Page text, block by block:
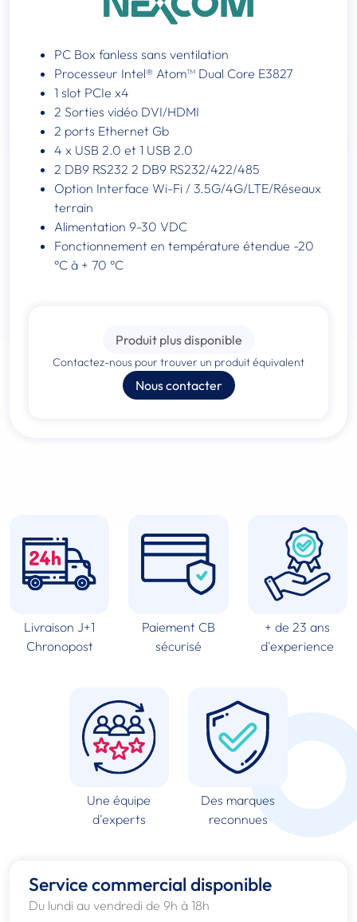
PC Box fanless sans ventilation
Processeur Intel® Atom™ Dual Core E3827
1 slot PCIe x4
2 Sorties vidéo DVI/HDMI
2 ports Ethernet Gb
4 x USB 2.0 et 1 USB 2.0
2 DB9 RS232 2 DB9 RS232/422/485
Option Interface Wi-Fi / 3.5G/4G/LTE/Réseaux
terrain
Alimentation 9-30 VDC
Fonctionnement en température étendue -20
°C à + 70 °C
Produit plus disponible
Contactez-nous pour trouver un produit équivalent
Nous contacter
Livraison J+1
Chronopost
Paiement CB
sécurisé
+ de 23 ans
d'experience
Une équipe
d'experts
Des marques
reconnues
Service commercial disponible
Du lundi au vendredi de 9h à 18h